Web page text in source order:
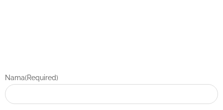
Nama(Required)